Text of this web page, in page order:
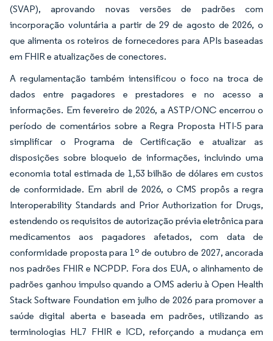
(SVAP), aprovando novas versões de padrões com
incorporação voluntária a partir de 29 de agosto de 2026, o
que alimenta os roteiros de fornecedores para APIs baseadas
em FHIR e atualizações de conectores.
A regulamentação também intensificou o foco na troca de
dados entre pagadores e prestadores e no acesso a
informações. Em fevereiro de 2026, a ASTP/ONC encerrou o
período de comentários sobre a Regra Proposta HTI-5 para
simplificar o Programa de Certificação e atualizar as
disposições sobre bloqueio de informações, incluindo uma
economia total estimada de 1,53 bilhão de dólares em custos
de conformidade. Em abril de 2026, o CMS propôs a regra
Interoperability Standards and Prior Authorization for Drugs,
estendendo os requisitos de autorização prévia eletrônica para
medicamentos aos pagadores afetados, com data de
conformidade proposta para 1º de outubro de 2027, ancorada
nos padrões FHIR e NCPDP. Fora dos EUA, o alinhamento de
padrões ganhou impulso quando a OMS aderiu à Open Health
Stack Software Foundation em julho de 2026 para promover a
saúde digital aberta e baseada em padrões, utilizando as
terminologias HL7 FHIR e ICD, reforçando a mudança em